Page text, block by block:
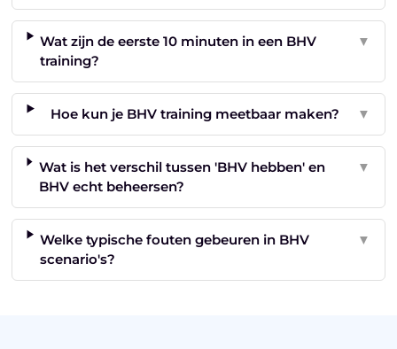
Wat zijn de eerste 10 minuten in een BHV
training?
▼
Hoe kun je BHV training meetbaar maken? ▼
Wat is het verschil tussen 'BHV hebben' en
BHV echt beheersen?
▼
Welke typische fouten gebeuren in BHV
scenario's?
▼